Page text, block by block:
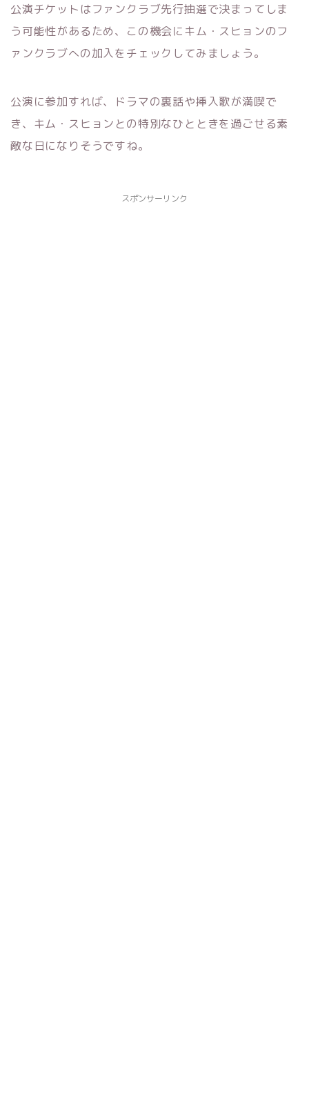
公演チケットはファンクラブ先行抽選で決まってしま
う可能性があるため、この機会にキム・スヒョンのフ
ァンクラブへの加入をチェックしてみましょう。
公演に参加すれば、ドラマの裏話や挿入歌が満喫で
き、キム・スヒョンとの特別なひとときを過ごせる素
敵な日になりそうですね。
スポンサーリンク